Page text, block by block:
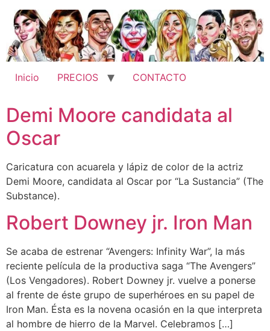
contenido
Inicio PRECIOS CONTACTO
Demi Moore candidata al
Oscar
Caricatura con acuarela y lápiz de color de la actriz
Demi Moore, candidata al Oscar por “La Sustancia” (The
Substance).
Robert Downey jr. Iron Man
Se acaba de estrenar “Avengers: Infinity War”, la más
reciente película de la productiva saga “The Avengers”
(Los Vengadores). Robert Downey jr. vuelve a ponerse
al frente de éste grupo de superhéroes en su papel de
Iron Man. Ésta es la novena ocasión en la que interpreta
al hombre de hierro de la Marvel. Celebramos […]